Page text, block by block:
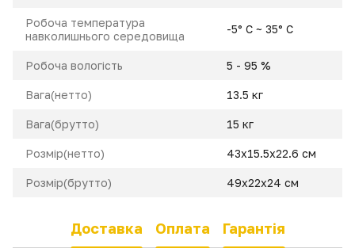
Робоча температура
навколишнього середовища
-5° C ~ 35° C
Робоча вологість 5 - 95 %
Вага(нетто) 13.5 кг
Вага(брутто) 15 кг
Розмір(нетто) 43x15.5x22.6 cм
Розмір(брутто) 49x22x24 см
Доставка Оплата Гарантія